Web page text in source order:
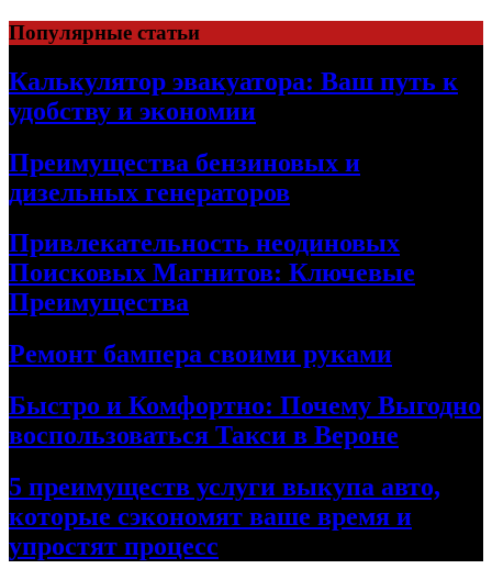
Skip
to
content
Популярные статьи
Калькулятор эвакуатора: Ваш путь к
удобству и экономии
Преимущества бензиновых и
дизельных генераторов
Привлекательность неодиновых
Поисковых Магнитов: Ключевые
Преимущества
Ремонт бампера своими руками
Быстро и Комфортно: Почему Выгодно
воспользоваться Такси в Вероне
5 преимуществ услуги выкупа авто,
которые сэкономят ваше время и
упростят процесс